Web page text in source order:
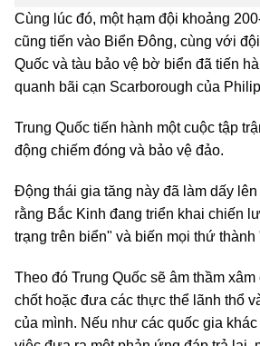
Cùng lúc đó, một hạm đội khoảng
cũng tiến vào Biển Đông, cùng với
Quốc và tàu bảo vệ bờ biển đã tiến
quanh bãi cạn Scarborough của
Trung Quốc tiến hành một cuộc tập
động chiếm đóng và bảo vệ đảo.
Động thái gia tăng này đã làm dấy
rằng Bắc Kinh đang triển khai chiến
trạng trên biển" và biến mọi thứ thành
Theo đó Trung Quốc sẽ âm thầm
chốt hoặc đưa các thực thể lãnh thổ
của mình. Nếu như các quốc gia